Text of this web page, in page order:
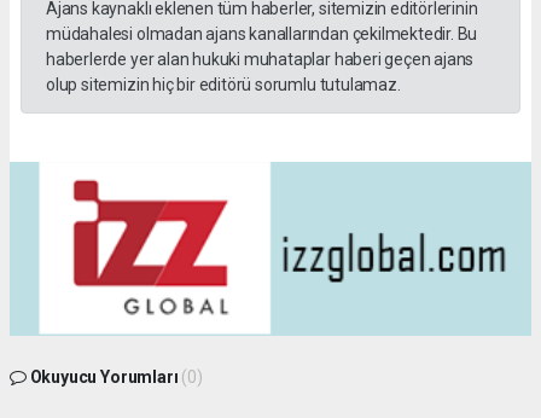
Ajans kaynaklı eklenen tüm haberler, sitemizin editörlerinin
müdahalesi olmadan ajans kanallarından çekilmektedir. Bu
haberlerde yer alan hukuki muhataplar haberi geçen ajans
olup sitemizin hiç bir editörü sorumlu tutulamaz.
Okuyucu Yorumları (0)